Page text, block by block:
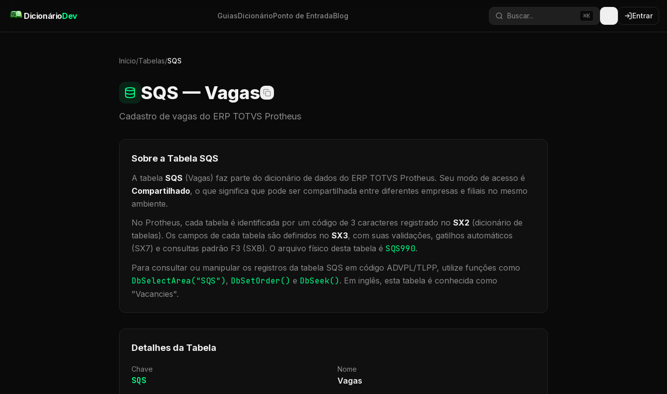
DicionárioDev GuiasDicionárioPonto de EntradaBlog Buscar... ⌘K Entrar
Início/Tabelas/SQS
SQS — Vagas
Cadastro de vagas do ERP TOTVS Protheus
Sobre a Tabela SQS
A tabela SQS (Vagas) faz parte do dicionário de dados do ERP TOTVS Protheus. Seu modo de acesso é
Compartilhado, o que significa que pode ser compartilhada entre diferentes empresas e filiais no mesmo
ambiente.
No Protheus, cada tabela é identificada por um código de 3 caracteres registrado no SX2 (dicionário de
tabelas). Os campos de cada tabela são definidos no SX3, com suas validações, gatilhos automáticos
(SX7) e consultas padrão F3 (SXB). O arquivo físico desta tabela é SQS990.
Para consultar ou manipular os registros da tabela SQS em código ADVPL/TLPP, utilize funções como
DbSelectArea("SQS"), DbSetOrder() e DbSeek(). Em inglês, esta tabela é conhecida como
"Vacancies".
Detalhes da Tabela
Chave
SQS
Nome
Vagas